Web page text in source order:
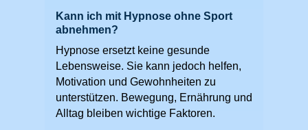
Kann ich mit Hypnose ohne Sport
abnehmen?
Hypnose ersetzt keine gesunde
Lebensweise. Sie kann jedoch helfen,
Motivation und Gewohnheiten zu
unterstützen. Bewegung, Ernährung und
Alltag bleiben wichtige Faktoren.